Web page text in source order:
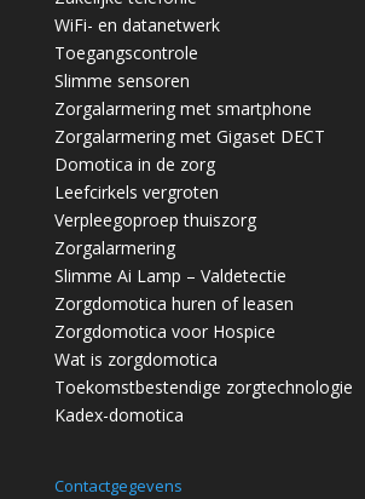
WiFi- en datanetwerk
Toegangscontrole
Slimme sensoren
Zorgalarmering met smartphone
Zorgalarmering met Gigaset DECT
Domotica in de zorg
Leefcirkels vergroten
Verpleegoproep thuiszorg
Zorgalarmering
Slimme Ai Lamp – Valdetectie
Zorgdomotica huren of leasen
Zorgdomotica voor Hospice
Wat is zorgdomotica
Toekomstbestendige zorgtechnologie
Kadex-domotica
Contactgegevens